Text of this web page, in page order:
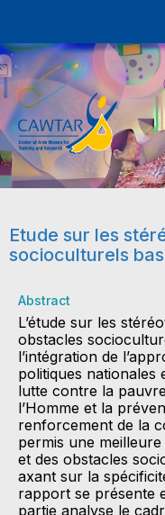
Etude sur les
socioculturels
Abstract
L’étude sur les
obstacles
l’intégration de
politiques nationales
lutte contre la
l’Homme et la
renforcement de la
permis une
et des obstacles
axant sur la
rapport se présente
partie analyse le